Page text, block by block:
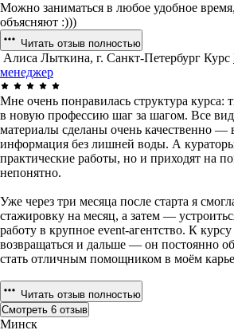
Можно заниматься в любое удобное
объясняют :)))
Читать отзыв полностью
Алиса Лыткина, г. Санкт-Петербург Курс
менеджер
Мне очень понравилась структура курса:
в новую профессию шаг за шагом. Все
материалы сделаны очень качественно —
информация без лишней воды. А
практические работы, но и приходят на
непонятно.
Уже через три месяца после старта я
стажировку на месяц, а затем —
работу в крупное event-агентство. К
возвращаться и дальше — он постоянно
стать отличным помощником в моём
Читать отзыв полностью
Смотреть 6 отзыв
Минск